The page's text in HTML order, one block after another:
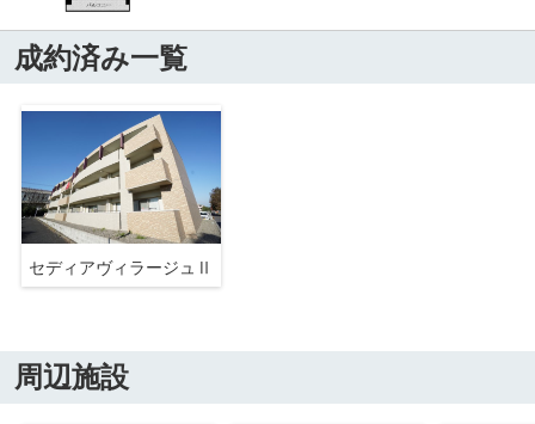
成約済み一覧
セディアヴィラージュⅡ
周辺施設